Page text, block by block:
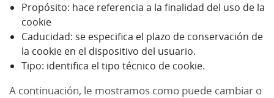
Propósito: hace referencia a la finalidad del uso de la
cookie
Caducidad: se especifica el plazo de conservación de
la cookie en el dispositivo del usuario.
Tipo: identifica el tipo técnico de cookie.
A continuación, le mostramos como puede cambiar o